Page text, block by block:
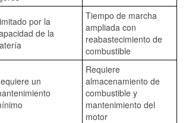
por la
de la
Tiempo de marcha
ampliada con
reabastecimiento de
combustible
un
Requiere
almacenamiento de
combustible y
mantenimiento del
motor